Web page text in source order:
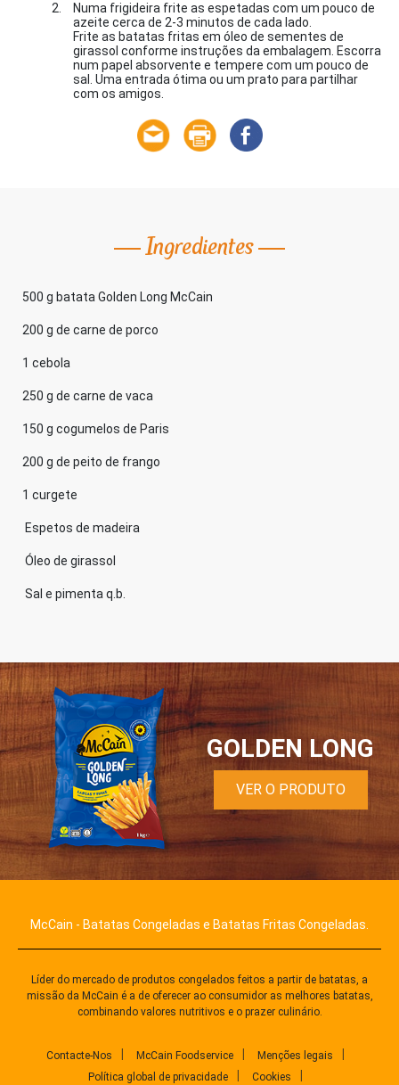
Ingredientes
500 g batata Golden Long McCain
200 g de carne de porco
1 cebola
250 g de carne de vaca
150 g cogumelos de Paris
200 g de peito de frango
1 curgete
Espetos de madeira
Óleo de girassol
Sal e pimenta q.b.
Numa frigideira frite as espetadas com um pouco de
azeite cerca de 2-3 minutos de cada lado.
Frite as batatas fritas em óleo de sementes de
girassol conforme instruções da embalagem. Escorra
num papel absorvente e tempere com um pouco de
sal. Uma entrada ótima ou um prato para partilhar
com os amigos.
GOLDEN LONG
VER O PRODUTO
McCain - Batatas Congeladas e Batatas Fritas Congeladas.
Líder do mercado de produtos congelados feitos a partir de batatas, a
missão da McCain é a de oferecer ao consumidor as melhores batatas,
combinando valores nutritivos e o prazer culinário.
Contacte-Nos McCain Foodservice
Menções legais
Política global de privacidade
Cookies